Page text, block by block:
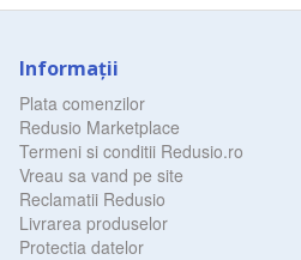
Informaţii
Plata comenzilor
Redusio Marketplace
Termeni si conditii Redusio.ro
Vreau sa vand pe site
Reclamatii Redusio
Livrarea produselor
Protectia datelor